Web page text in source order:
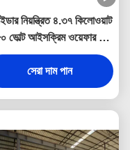
নিয়ন্ত্রিত ৪.৩৭ কিলোওয়াট
ভোল্ট আইসক্রিম ওয়েফার কন
মেশিন
সেরা দাম পান